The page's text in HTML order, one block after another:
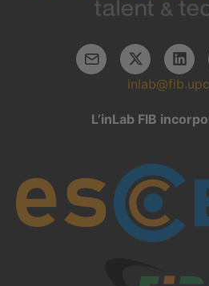
L’inLab FIB